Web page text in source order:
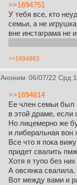
>>1694751
У тебя все, кто
семьи, а не
вне инстаграма не
>>1694863
Аноним 06/07/22 Срд
>>1694814
Ее член семьи был
в этой драме, если
Но лицемерно же
и либеральная вон
Все что я пока
придет свалить
Хотя я тупо без
А овсянка свалила.
Вот между вами и